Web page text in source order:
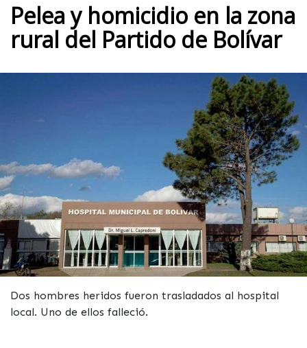
Pelea y homicidio en la zona
rural del Partido de Bolívar
Dos hombres heridos fueron trasladados al hospital
local. Uno de ellos falleció.